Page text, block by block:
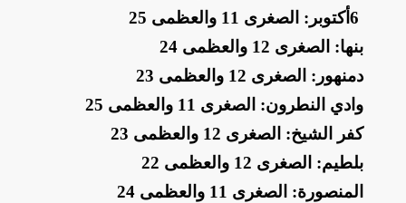
6أكتوبر: الصغرى 11 والعظمى 25
بنها: الصغرى 12 والعظمى 24
دمنهور: الصغرى 12 والعظمى 23
وادي النطرون: الصغرى 11 والعظمى 25
كفر الشيخ: الصغرى 12 والعظمى 23
بلطيم: الصغرى 12 والعظمى 22
المنصورة: الصغرى 11 والعظمى 24